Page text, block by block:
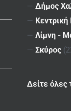
— Δήμος
— Κεντρική
— Λίμνη -
— Σκύρος
Δείτε όλες